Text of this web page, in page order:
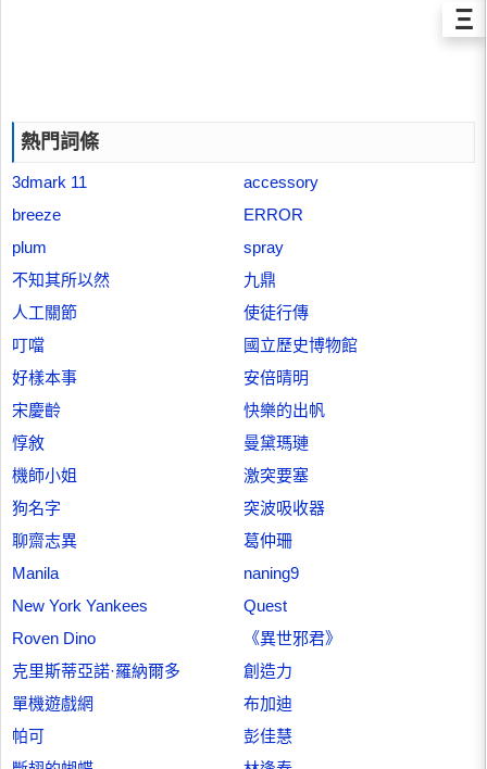
熱門詞條
3dmark 11
accessory
breeze
ERROR
plum
spray
不知其所以然
九鼎
人工關節
使徒行傳
叮噹
國立歷史博物館
好樣本事
安倍晴明
宋慶齡
快樂的出帆
惇敘
曼黛瑪璉
機師小姐
激突要塞
狗名字
突波吸收器
聊齋志異
葛仲珊
Manila
naning9
New York Yankees
Quest
Roven Dino
《異世邪君》
克里斯蒂亞諾·羅納爾多
創造力
單機遊戲網
布加迪
帕可
彭佳慧
Ξ